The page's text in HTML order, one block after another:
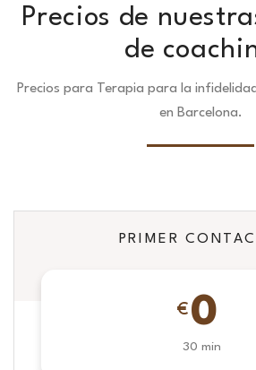
Precios de
de
Precios para Terapia para la
en Barcelona.
PRIMER
€ 0
30 min